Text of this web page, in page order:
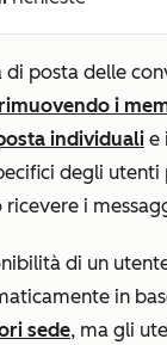
di posta delle
i
individuali e
degli utenti
i
di un
in
sede, ma gli